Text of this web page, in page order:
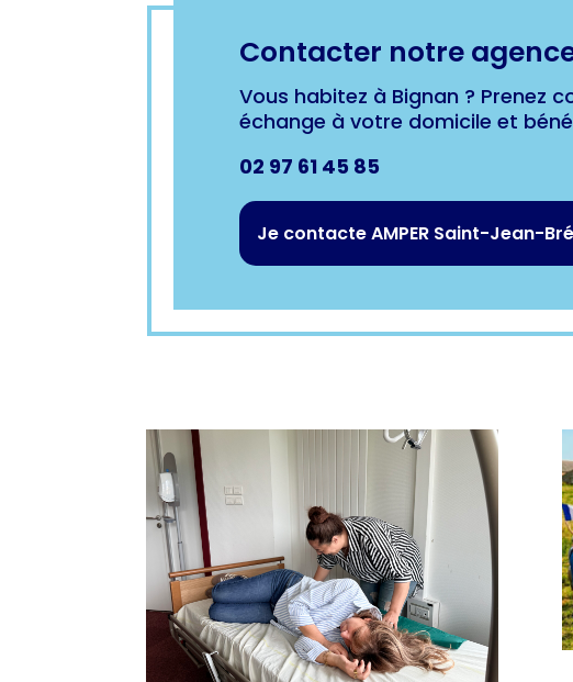
Contacter notre
Vous habitez à Bignan ? Prenez
échange à votre domicile et
02 97 61 45 85
Je contacte AMPER Saint-Jean-